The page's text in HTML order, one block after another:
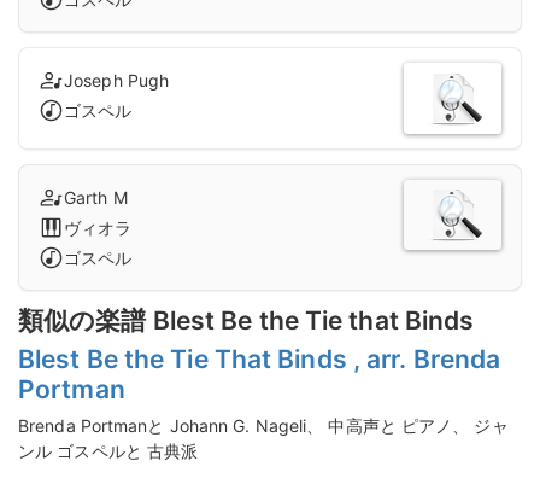
Joseph Pugh
ゴスペル
Garth M
ヴィオラ
ゴスペル
類似の楽譜 Blest Be the Tie that Binds
Blest Be the Tie That Binds , arr. Brenda
Portman
Brenda Portmanと Johann G. Nageli、 中高声と ピアノ、 ジャ
ンル ゴスペルと 古典派